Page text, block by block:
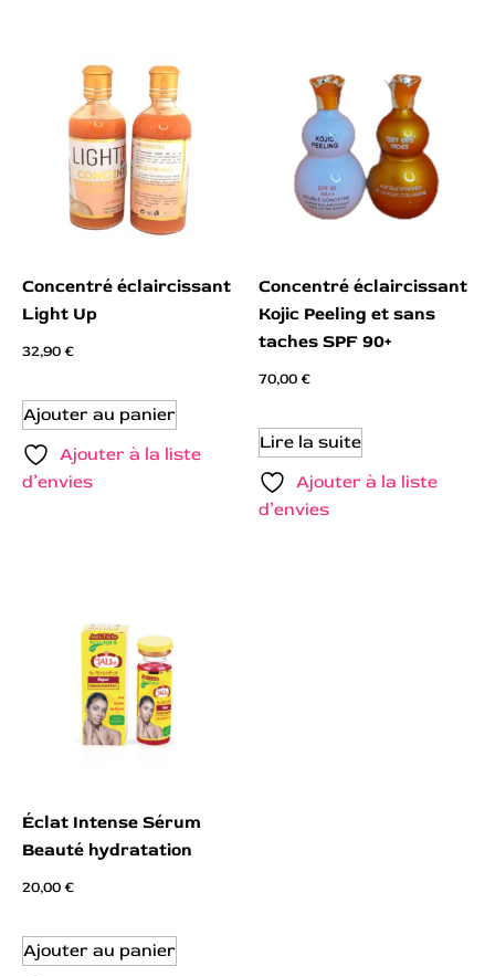
Concentré éclaircissant
Light Up
32,90€
Ajouter au panier
Ajouter à la liste
d’envies
Concentré éclaircissant
Kojic Peeling et sans
taches SPF 90+
70,00€
Lire la suite
Ajouter à la liste
d’envies
Éclat Intense Sérum
Beauté hydratation
20,00€
Ajouter au panier